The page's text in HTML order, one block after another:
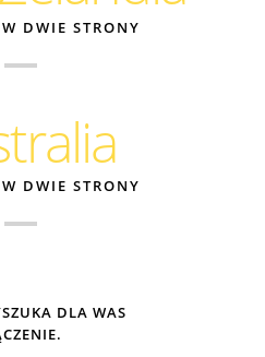
DWIE STRONY
DWIE STRONY
DLA WAS